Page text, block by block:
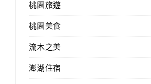
桃園旅遊
桃園美食
流木之美
澎湖住宿